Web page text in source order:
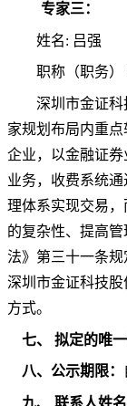
专家三：
姓名: 吕强
职称（职务）
深圳市金证科
家规划布局内重
企业， 以金融证券
业务，收费系统
理体系实现交易，
的复杂性、 提高管
法》第三十一条规
深圳市金证科技
方式。
七、 拟定的唯
八、公示期限：
九、 联系人姓名